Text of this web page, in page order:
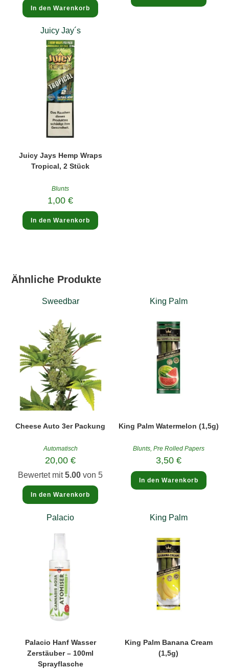
In den Warenkorb
Juicy Jay´s
Juicy Jays Hemp Wraps
Tropical, 2 Stück
Blunts
1,00€
In den Warenkorb
Ähnliche Produkte
Sweedbar
Cheese Auto 3er Packung
Automatisch
20,00€
Bewertet mit5.00 von 5
In den Warenkorb
King Palm
King Palm Watermelon (1,5g)
Blunts, Pre Rolled Papers
3,50 €
In den Warenkorb
Palacio
Palacio Hanf Wasser
Zerstäuber – 100ml
Sprayflasche
King Palm
King Palm Banana Cream
(1,5g)